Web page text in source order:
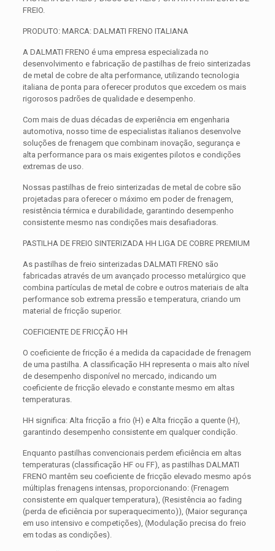
FREIO.
PRODUTO: MARCA: DALMATI FRENO ITALIANA
A DALMATI FRENO é uma empresa especializada no
desenvolvimento e fabricação de pastilhas de freio sinterizadas
de metal de cobre de alta performance, utilizando tecnologia
italiana de ponta para oferecer produtos que excedem os mais
rigorosos padrões de qualidade e desempenho.
Com mais de duas décadas de experiência em engenharia
automotiva, nosso time de especialistas italianos desenvolve
soluções de frenagem que combinam inovação, segurança e
alta performance para os mais exigentes pilotos e condições
extremas de uso.
Nossas pastilhas de freio sinterizadas de metal de cobre são
projetadas para oferecer o máximo em poder de frenagem,
resistência térmica e durabilidade, garantindo desempenho
consistente mesmo nas condições mais desafiadoras.
PASTILHA DE FREIO SINTERIZADA HH LIGA DE COBRE PREMIUM
As pastilhas de freio sinterizadas DALMATI FRENO são
fabricadas através de um avançado processo metalúrgico que
combina partículas de metal de cobre e outros materiais de alta
performance sob extrema pressão e temperatura, criando um
material de fricção superior.
COEFICIENTE DE FRICÇÃO HH
O coeficiente de fricção é a medida da capacidade de frenagem
de uma pastilha. A classificação HH representa o mais alto nível
de desempenho disponível no mercado, indicando um
coeficiente de fricção elevado e constante mesmo em altas
temperaturas.
HH significa: Alta fricção a frio (H) e Alta fricção a quente (H),
garantindo desempenho consistente em qualquer condição.
Enquanto pastilhas convencionais perdem eficiência em altas
temperaturas (classificação HF ou FF), as pastilhas DALMATI
FRENO mantêm seu coeficiente de fricção elevado mesmo após
múltiplas frenagens intensas, proporcionando: (Frenagem
consistente em qualquer temperatura), (Resistência ao fading
(perda de eficiência por superaquecimento)), (Maior segurança
em uso intensivo e competições), (Modulação precisa do freio
em todas as condições).